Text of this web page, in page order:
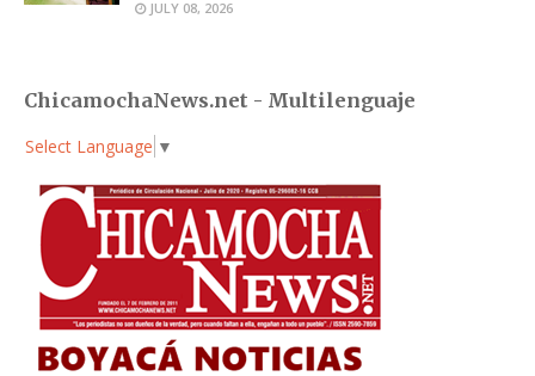
JULY 08, 2026
ChicamochaNews.net - Multilenguaje
Select Language ▼